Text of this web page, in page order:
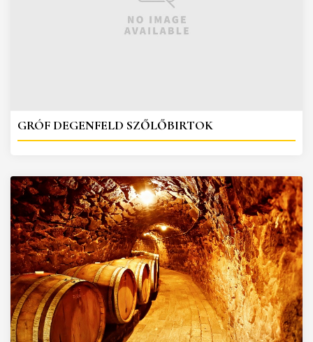
GRÓF DEGENFELD SZŐLŐBIRTOK